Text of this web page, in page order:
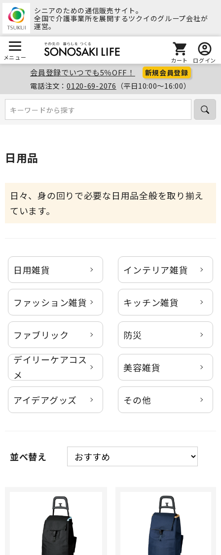
シニアのための通信販売サイト。
全国で介護事業所を展開するツクイのグループ会社が
運営。
メニュー カート ログイン
会員登録でいつでも5％OFF！ 新規会員登録
電話注文：0120-69-2076 （平日10:00～16:00）
キーワードから探す
キーワードから探す
日用品
日々、身の回りで必要な日用品全般を取り揃え
ています。
日用雑貨 インテリア雑貨
ファッション雑貨 キッチン雑貨
ファブリック
防災
デイリーケアコス
メ
美容雑貨
アイデアグッズ その他
並べ替え